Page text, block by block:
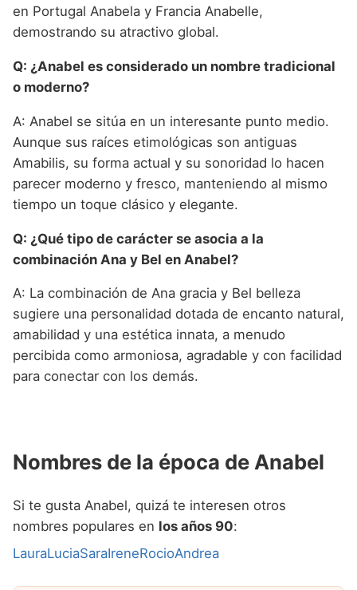
en Portugal Anabela y Francia Anabelle,
demostrando su atractivo global.
Q: ¿Anabel es considerado un nombre tradicional
o moderno?
A: Anabel se sitúa en un interesante punto medio.
Aunque sus raíces etimológicas son antiguas
Amabilis, su forma actual y su sonoridad lo hacen
parecer moderno y fresco, manteniendo al mismo
tiempo un toque clásico y elegante.
Q: ¿Qué tipo de carácter se asocia a la
combinación Ana y Bel en Anabel?
A: La combinación de Ana gracia y Bel belleza
sugiere una personalidad dotada de encanto natural,
amabilidad y una estética innata, a menudo
percibida como armoniosa, agradable y con facilidad
para conectar con los demás.
Nombres de la época de Anabel
Si te gusta Anabel, quizá te interesen otros
nombres populares en los años 90:
LauraLuciaSaraIreneRocioAndrea